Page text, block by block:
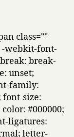
class=""
-webkit-font-
break-
unset;
family:
font-size:
#000000;
ligatures:
letter-